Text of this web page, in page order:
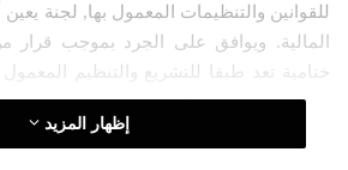
ن
ي
للقوانين والتنظيمات المعمول بها, لجنة
المالية. ويوافق على الجرد بموجب قرار
ختامية تعد طبقا للتشريع والتنظيم
وتبين قيمة عناصر الذمة المالية موضوع
إظهار المزيد